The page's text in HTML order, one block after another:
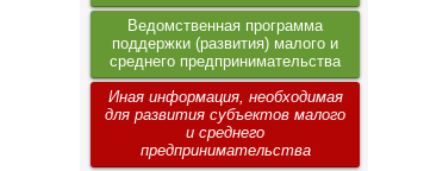
Ведомственная программа
поддержки (развития) малого и
среднего предпринимательства
Иная информация, необходимая
для развития субъектов малого
и среднего
предпринимательства